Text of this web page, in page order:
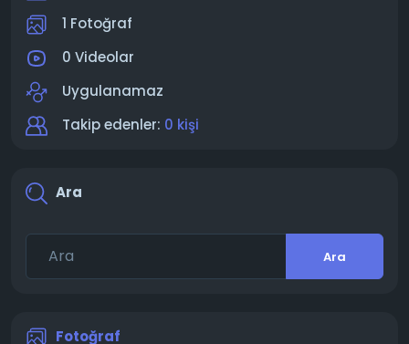
1 Fotoğraf
0 Videolar
Uygulanamaz
Takip edenler: 0 kişi
Ara
Ara
Fotoğraf